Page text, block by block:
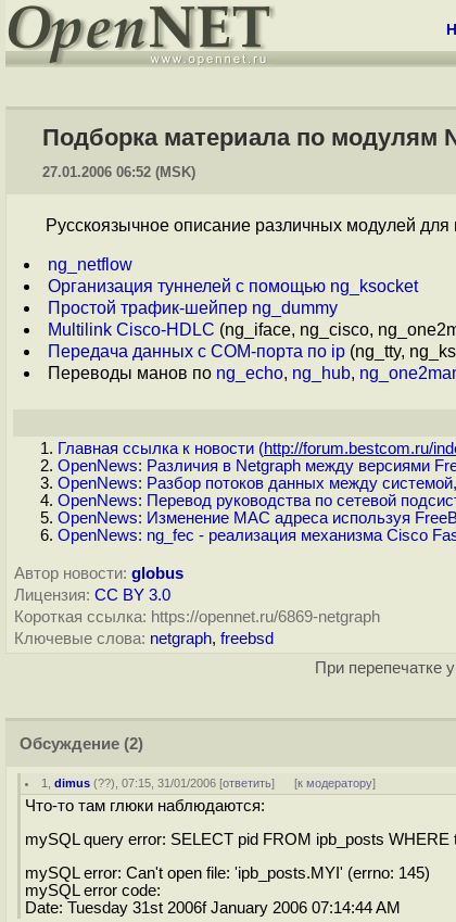
Подборка материала по модулям
27.01.2006 06:52 (MSK)
Русскоязычное описание различных модулей
ng_netflow
Организация туннелей с помощью ng_ksocket
Простой трафик-шейпер ng_dummy
Multilink Cisco-HDLC (ng_iface, ng_cisco,
Передача данных с COM-порта по ip (ng_tty,
Переводы манов по ng_echo, ng_hub,
Главная ссылка к новости (http://forum.bestcom.ru/
OpenNews: Различия в Netgraph между версиями
OpenNews: Разбор потоков данных между
OpenNews: Перевод руководства по сетевой
OpenNews: Изменение MAC адреса используя
OpenNews: ng_fec - реализация механизма Cisco
Автор новости: globus
Лицензия: CC BY 3.0
Короткая ссылка: https://opennet.ru/6869-netgraph
Ключевые слова: netgraph, freebsd
При перепечатке
Обсуждение (2)
1 ,dimus (??), 07:15, 31/01/2006 [ответить] [к модератору]
Что-то там глюки наблюдаются:
mySQL query error: SELECT pid FROM ipb_posts
mySQL error: Can't open file: 'ipb_posts.MYI' (errno: 145)
mySQL error code:
Date: Tuesday 31st 2006f January 2006 07:14:44 AM